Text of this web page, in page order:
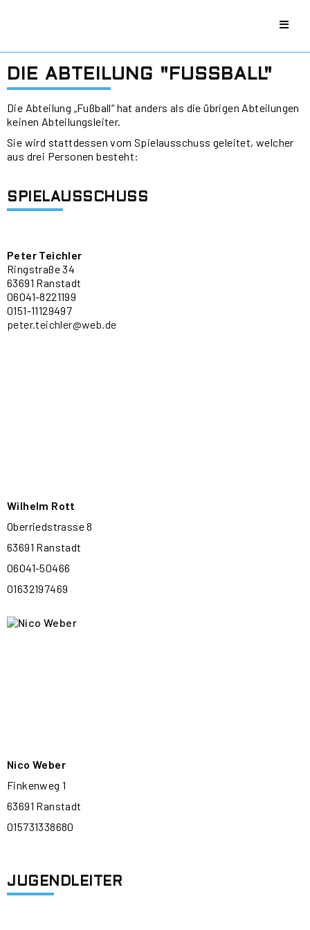
DIE ABTEILUNG "FUSSBALL"
Die Abteilung „Fußball“ hat anders als die übrigen Abteilungen
keinen Abteilungsleiter.
Sie wird stattdessen vom Spielausschuss geleitet, welcher
aus drei Personen besteht:
SPIELAUSSCHUSS
Peter Teichler
Ringstraße 34
63691 Ranstadt
06041-8221199
0151-11129497
peter.teichler@web.de
Wilhelm Rott
Oberriedstrasse 8
63691 Ranstadt
06041-50466
01632197469
Nico Weber
Finkenweg 1
63691 Ranstadt
015731338680
JUGENDLEITER